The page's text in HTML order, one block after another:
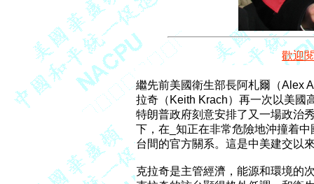
歡迎
繼先前美國衛生部長阿札爾（Alex
拉奇（Keith Krach）再一次以美國
特朗普政府刻意安排了又一場政治
下，在_知正在非常危險地沖撞着
台間的官方關系。這是中美建交以
克拉奇是主管經濟，能源和環境的